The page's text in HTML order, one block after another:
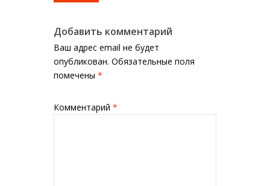
Добавить комментарий
Ваш адрес email не будет
опубликован. Обязательные поля
помечены *
Комментарий *